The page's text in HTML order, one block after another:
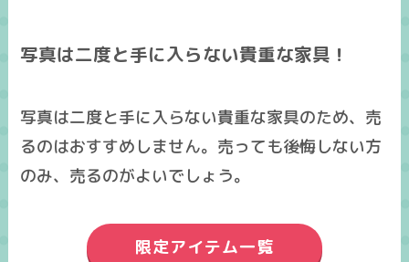
写真は二度と手に入らない貴重な家具！
写真は二度と手に入らない貴重な家具のため、 売
るのはおすすめしません。売っても後悔しない方
のみ、売るのがよいでしょう。
限定アイテム一覧